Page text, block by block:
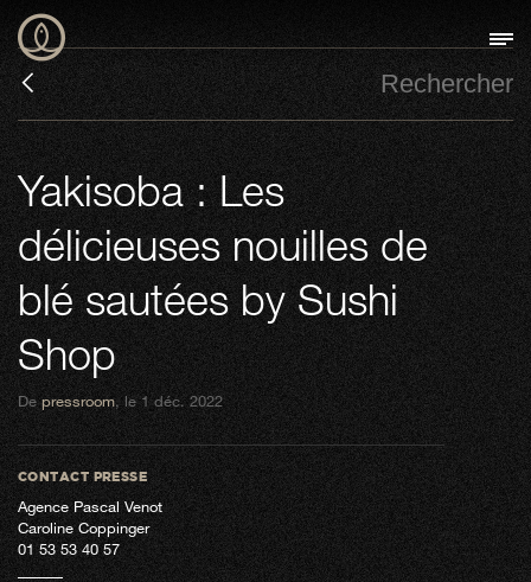
Yakisoba : Les
délicieuses nouilles de
blé sautées by Sushi
Shop
Depressroom, le 1 déc. 2022
CONTACT PRESSE
Agence Pascal Venot
Caroline Coppinger
01 53 53 40 57